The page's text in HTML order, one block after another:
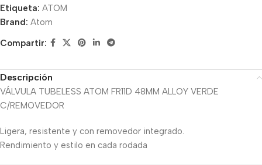
Etiqueta: ATOM
Brand: Atom
Compartir:
Descripción
VÁLVULA TUBELESS ATOM FR11D 48MM ALLOY VERDE
C/REMOVEDOR
Ligera, resistente y con removedor integrado.
Rendimiento y estilo en cada rodada